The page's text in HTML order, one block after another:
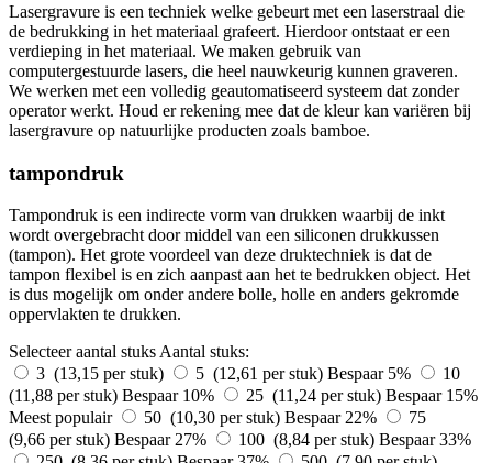
Lasergravure is een techniek welke gebeurt met een laserstraal die
de bedrukking in het materiaal grafeert. Hierdoor ontstaat er een
verdieping in het materiaal. We maken gebruik van
computergestuurde lasers, die heel nauwkeurig kunnen graveren.
We werken met een volledig geautomatiseerd systeem dat zonder
operator werkt. Houd er rekening mee dat de kleur kan variëren bij
lasergravure op natuurlijke producten zoals bamboe.
tampondruk
Tampondruk is een indirecte vorm van drukken waarbij de inkt
wordt overgebracht door middel van een siliconen drukkussen
(tampon). Het grote voordeel van deze druktechniek is dat de
tampon flexibel is en zich aanpast aan het te bedrukken object. Het
is dus mogelijk om onder andere bolle, holle en anders gekromde
oppervlakten te drukken.
Selecteer aantal stuksAantal stuks:
3 (13,15 per stuk)
5 (12,61 per stuk) Bespaar 5%
10
(11,88 per stuk) Bespaar 10% 25 (11,24 per stuk) Bespaar 15%
Meest populair
50 (10,30 per stuk) Bespaar 22%
75
(9,66 per stuk) Bespaar 27% 100 (8,84 per stuk) Bespaar 33%